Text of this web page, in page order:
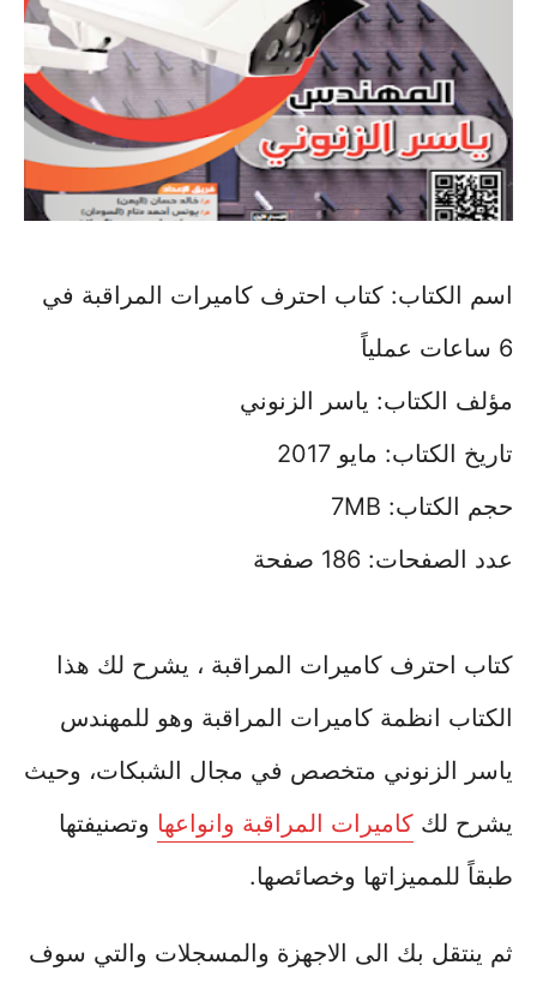
اسم الكتاب: كتاب احترف كاميرات المراقبة في
6 ساعات عملياً
مؤلف الكتاب: ياسر الزنوني
تاريخ الكتاب: مايو 2017
حجم الكتاب: 7MB
عدد الصفحات: 186 صفحة
كتاب احترف كاميرات المراقبة ، يشرح لك هذا
الكتاب انظمة كاميرات المراقبة وهو للمهندس
ياسر الزنوني متخصص في مجال الشبكات، وحيث
يشرح لك كاميرات المراقبة وانواعها وتصنيفتها
طبقاً للمميزاتها وخصائصها.
ثم ينتقل بك الى الاجهزة والمسجلات والتي سوف